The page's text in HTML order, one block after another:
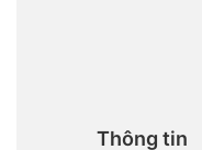
Thông tin